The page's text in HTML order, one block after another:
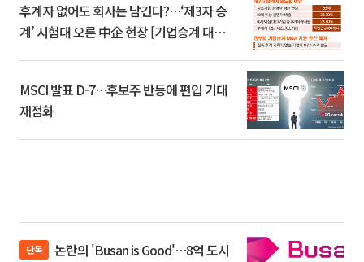
후계자 없어도 회사는 남긴다?…‘제3자 승
계’ 시험대 오른 中企 현장 [기업승계 대전
MSCI 발표 D-7…후보주 반등에 편입 기대
재점화
단독